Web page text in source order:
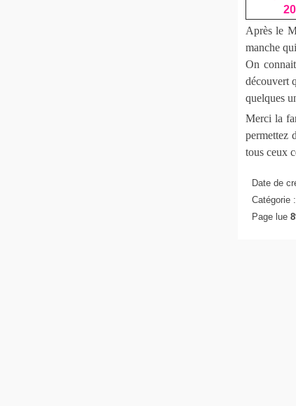
Après le
manche
On
découvert
quelques
Merci la
permettez
tous ceux
Date de
Catégorie :
Page lue